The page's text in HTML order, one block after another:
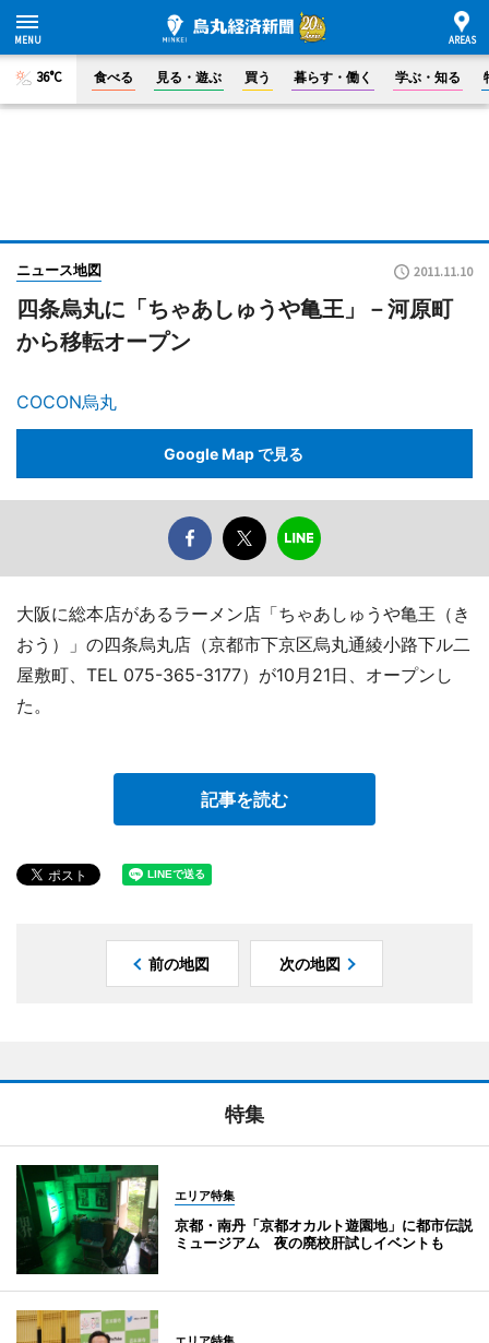
36°C 食べる 見る・遊ぶ 買う 暮らす・働く 学ぶ・知る
ニュース地図 2011.11.10
四条烏丸に「ちゃあしゅうや亀王」－河原町
から移転オープン
COCON烏丸
Google Map で見る
大阪に総本店があるラーメン店「ちゃあしゅうや亀王（き
おう）」の四条烏丸店（京都市下京区烏丸通綾小路下ル二
屋敷町、TEL 075-365-3177）が10月21日、オープンし
た。
記事を読む
前の地図 次の地図
特集
エリア特集
京都・南丹「京都オカルト遊園地」に都市伝説
ミュージアム 夜の廃校肝試しイベントも